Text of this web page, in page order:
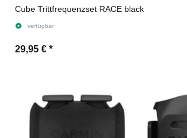
Cube Trittfrequenzset RACE black
verfügbar
29,95 € *